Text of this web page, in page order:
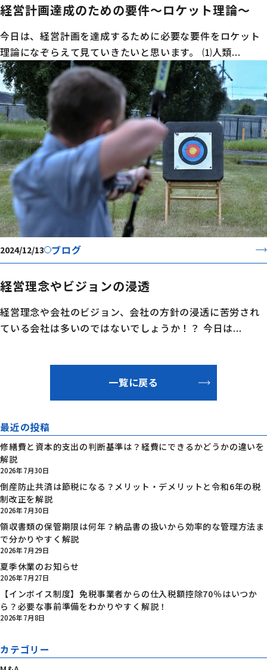
経営計画達成のための要件～ロケット理論～
今日は、経営計画を達成するために必要な要件をロケット
理論になぞらえて見ていきたいと思います。 ⑴人類...
2024/12/13 ブログ
経営理念やビジョンの浸透
経営理念や会社のビジョン、会社の方針の浸透に苦労され
ている会社は多いのではないでしょうか！？ 今日は...
一覧に戻る
最近の投稿
修繕費と資本的支出の判断基準は？経費にできるかどうかの違いを
解説
2026年7月30日
倒産防止共済は節税になる？メリット・デメリットと令和6年の税
制改正を解説
2026年7月30日
領収書類の保管期限は何年？納品書の扱いから効率的な管理方法ま
で分かりやすく解説
2026年7月29日
夏季休業のお知らせ
2026年7月27日
【インボイス制度】免税事業者からの仕入税額控除70％はいつか
ら？必要な事前準備をわかりやすく解説！
2026年7月8日
カテゴリー